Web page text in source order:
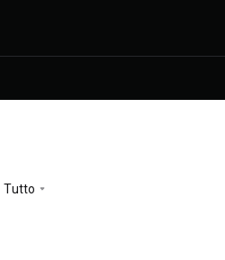
Tutto